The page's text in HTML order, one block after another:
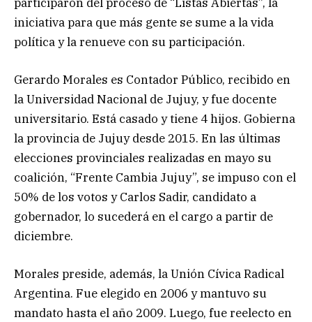
iniciativa para que más gente se sume a la vida
política y la renueve con su participación.
Gerardo Morales es Contador Público, recibido en
la Universidad Nacional de Jujuy, y fue docente
universitario. Está casado y tiene 4 hijos. Gobierna
la provincia de Jujuy desde 2015. En las últimas
elecciones provinciales realizadas en mayo su
coalición, “Frente Cambia Jujuy”, se impuso con el
50% de los votos y Carlos Sadir, candidato a
gobernador, lo sucederá en el cargo a partir de
diciembre.
Morales preside, además, la Unión Cívica Radical
Argentina. Fue elegido en 2006 y mantuvo su
mandato hasta el año 2009. Luego, fue reelecto en